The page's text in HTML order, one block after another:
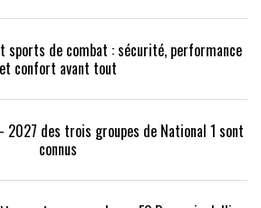
sports de combat : sécurité, performance
et confort avant tout
des trois groupes de National 1 sont
connus